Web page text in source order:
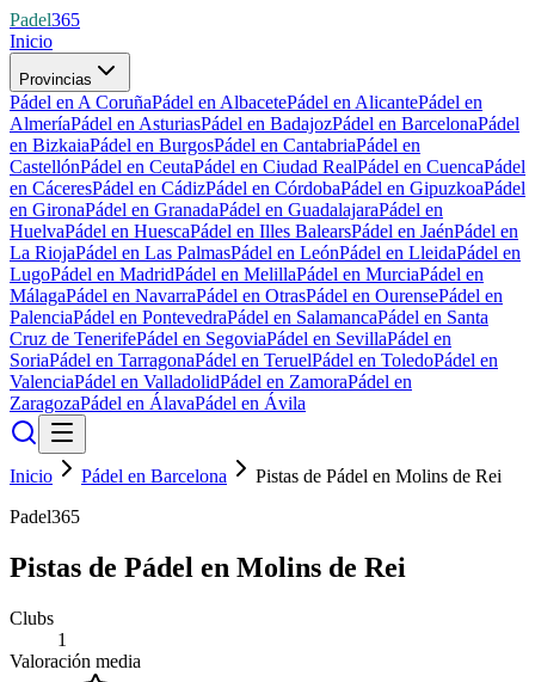
Padel365
Inicio
Provincias
Pádel en A CoruñaPádel en AlbacetePádel en AlicantePádel en
AlmeríaPádel en AsturiasPádel en BadajozPádel en BarcelonaPádel
en BizkaiaPádel en BurgosPádel en CantabriaPádel en
CastellónPádel en CeutaPádel en Ciudad RealPádel en CuencaPádel
en CáceresPádel en CádizPádel en CórdobaPádel en GipuzkoaPádel
en GironaPádel en GranadaPádel en GuadalajaraPádel en
HuelvaPádel en HuescaPádel en Illes BalearsPádel en JaénPádel en
La RiojaPádel en Las PalmasPádel en LeónPádel en LleidaPádel en
LugoPádel en MadridPádel en MelillaPádel en MurciaPádel en
MálagaPádel en NavarraPádel en OtrasPádel en OurensePádel en
PalenciaPádel en PontevedraPádel en SalamancaPádel en Santa
Cruz de TenerifePádel en SegoviaPádel en SevillaPádel en
SoriaPádel en TarragonaPádel en TeruelPádel en ToledoPádel en
ValenciaPádel en ValladolidPádel en ZamoraPádel en
ZaragozaPádel en ÁlavaPádel en Ávila
Inicio Pádel en Barcelona
Pistas de Pádel en Molins de Rei
Padel365
Pistas de Pádel en Molins de Rei
Clubs
1
Valoración media